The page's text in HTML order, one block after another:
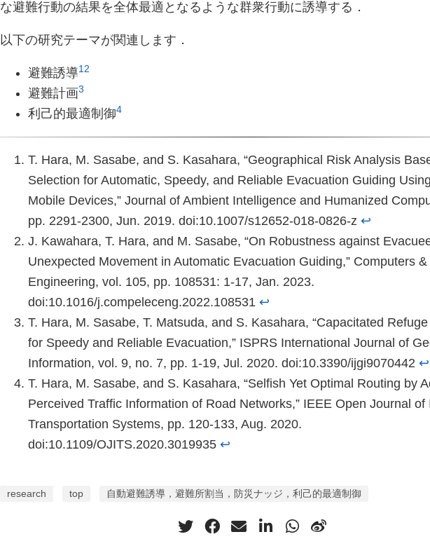
な避難行動の結果を全体最適となるような群衆行動に誘導する．
以下の研究テーマが関連します．
避難誘導12
避難計画3
利己的最適制御4
T. Hara, M. Sasabe, and S. Kasahara, “Geographical Risk Analysis
Selection for Automatic, Speedy, and Reliable Evacuation Guiding
Mobile Devices,” Journal of Ambient Intelligence and Humanized
pp. 2291-2300, Jun. 2019. doi:10.1007/s12652-018-0826-z ↩︎
J. Kawahara, T. Hara, and M. Sasabe, “On Robustness against
Unexpected Movement in Automatic Evacuation Guiding,” Computers &
Engineering, vol. 105, pp. 108531: 1-17, Jan. 2023.
doi:10.1016/j.compeleceng.2022.108531 ↩︎
T. Hara, M. Sasabe, T. Matsuda, and S. Kasahara, “Capacitated
for Speedy and Reliable Evacuation,” ISPRS International Journal of
Information, vol. 9, no. 7, pp. 1-19, Jul. 2020. doi:10.3390/ijgi9070442 ↩︎
T. Hara, M. Sasabe, and S. Kasahara, “Selfish Yet Optimal Routing by
Perceived Traffic Information of Road Networks,” IEEE Open Journal of
Transportation Systems, pp. 120-133, Aug. 2020.
doi:10.1109/OJITS.2020.3019935 ↩︎
research top 自動避難誘導，避難所割当，防災ナッジ，利己的最適制御